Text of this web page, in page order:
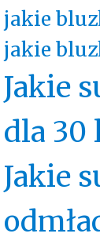
jakie
jakie
Jakie
dla 30
Jakie